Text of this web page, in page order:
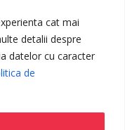
cat mai
detalii despre
datelor cu caracter
de
Termeni si
conditii
SNAGOV SRL ,